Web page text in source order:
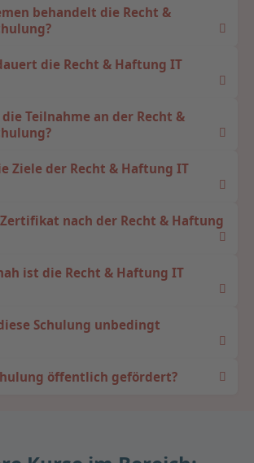
behandelt die Recht &
die Recht & Haftung IT
Teilnahme an der Recht &
Ziele der Recht & Haftung IT
nach der Recht & Haftung
ist die Recht & Haftung IT
Schulung unbedingt
öffentlich gefördert?